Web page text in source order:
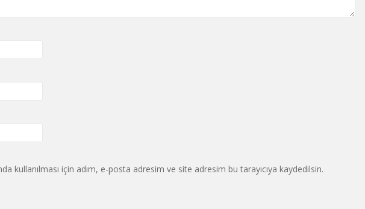
kullanılması için adım, e-posta adresim ve site adresim bu tarayıcıya kaydedilsin.